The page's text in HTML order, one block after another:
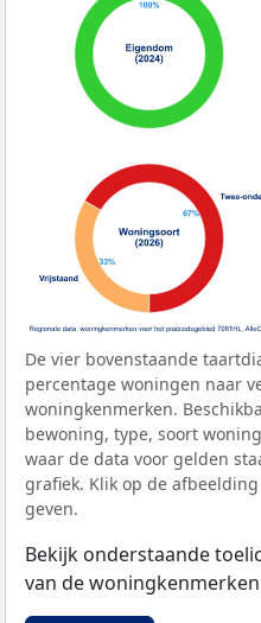
De vier bovenstaande
percentage woningen naar
woningkenmerken.
bewoning, type, soort
waar de data voor gelden
grafiek. Klik op de
geven.
Bekijk onderstaande
van de